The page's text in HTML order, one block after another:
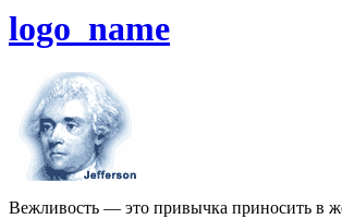
logo_name
Вежливость — это привычка приносить в